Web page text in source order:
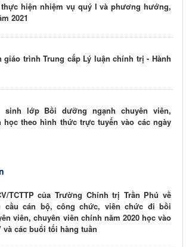
hiện nhiệm vụ quý I và phương hướng,
2021
giáo trình Trung cấp Lý luận chính trị - Hành
sinh lớp Bồi dưỡng ngạnh chuyên viên,
học theo hình thức trực tuyến vào các ngày
TCTTP của Trường Chính trị Trần Phú về
cầu cán bộ, công chức, viên chức đi bồi
viên, chuyên viên chính năm 2020 học vào
và các buổi tối hàng tuần